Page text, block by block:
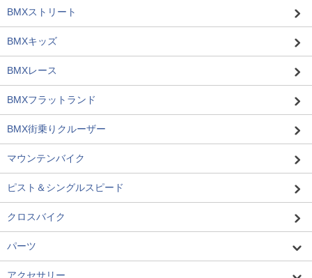
BMXストリート
BMXキッズ
BMXレース
BMXフラットランド
BMX街乗りクルーザー
マウンテンバイク
ピスト＆シングルスピード
クロスバイク
パーツ
アクセサリー